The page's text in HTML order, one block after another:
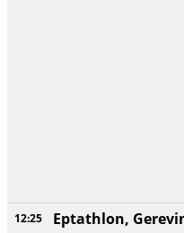
12:25
Eptathlon,